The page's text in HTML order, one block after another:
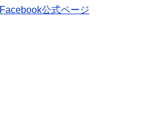
Facebook公式ページ